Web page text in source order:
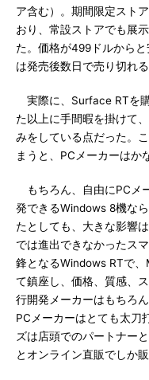
ア含む）。期間限定スト
おり、常設ストアでも展
た。価格が499ドルから
は発売後数日で売り切れ
実際に、Surface RTを
た以上に手間暇を掛けて
みをしている点だった。
まうと、PCメーカーはか
もちろん、自由にPCメ
発できるWindows 8機な
たとしても、大きな影響
では進出できなかったス
鋒となるWindows RTで
て鎮座し、価格、質感、
行開発メーカーはもちろ
PCメーカーはとても太刀
ズは店頭でのパートナー
とオンライン直販でしか